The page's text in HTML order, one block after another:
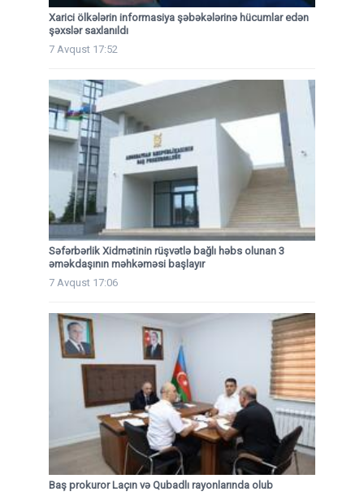
Xarici ölkələrin informasiya şəbəkələrinə hücumlar edən
şəxslər saxlanıldı
7 Avqust 17:52
Səfərbərlik Xidmətinin rüşvətlə bağlı həbs olunan 3
əməkdaşının məhkəməsi başlayır
7 Avqust 17:06
Baş prokuror Laçın və Qubadlı rayonlarında olub